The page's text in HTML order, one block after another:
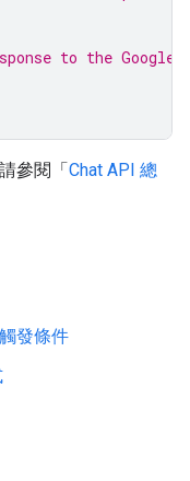
to the Google
參閱「Chat API 總
發條件